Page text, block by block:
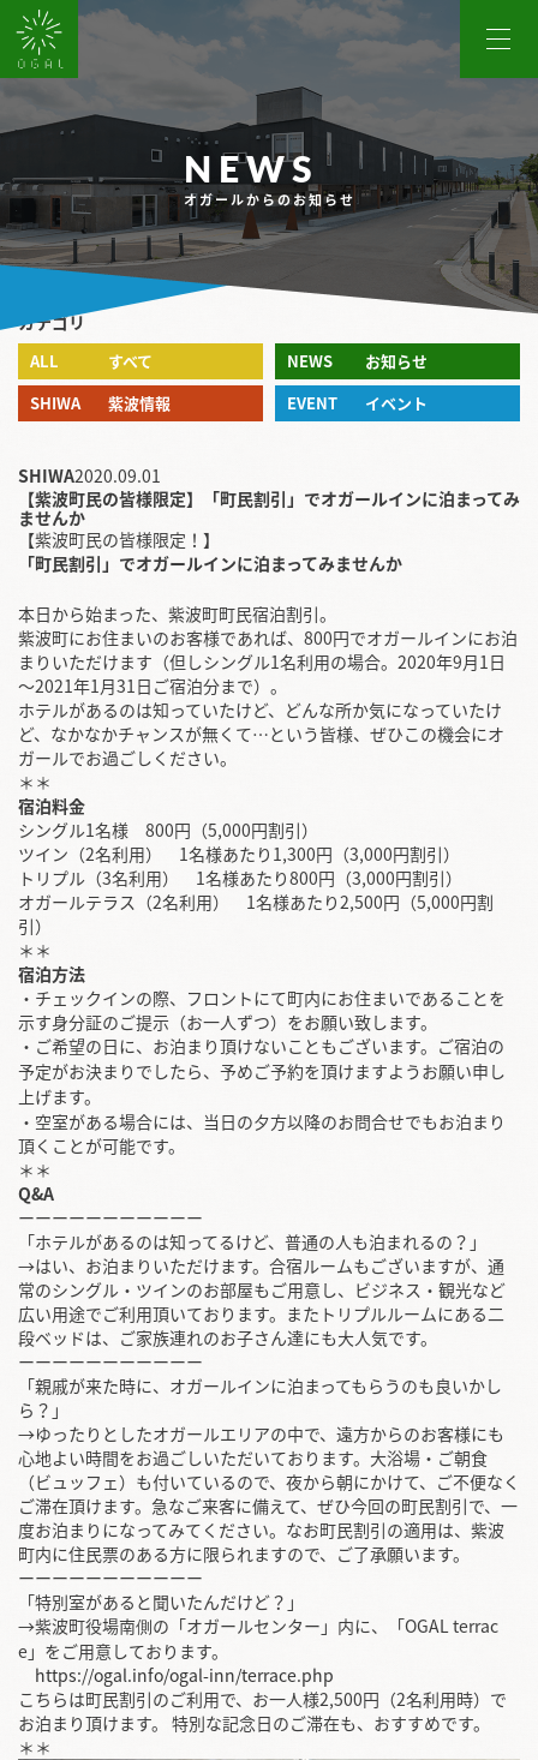
NEWS
オガールからのお知らせ
カテゴリ
ALL すべて NEWS
お知らせ
SHIWA
紫波情報 EVENT イベント
SHIWA2020.09.01
【紫波町民の皆様限定】「町民割引」でオガールインに泊まってみ
ませんか
【紫波町民の皆様限定！】
「町民割引」でオガールインに泊まってみませんか
本日から始まった、紫波町町民宿泊割引。
紫波町にお住まいのお客様であれば、800円でオガールインにお泊
まりいただけます（但しシングル1名利用の場合。2020年9月1日
～2021年1月31日ご宿泊分まで）。
ホテルがあるのは知っていたけど、どんな所か気になっていたけ
ど、なかなかチャンスが無くて…という皆様、ぜひこの機会にオ
ガールでお過ごしください。
＊＊
宿泊料金
シングル1名様 800円（5,000円割引）
ツイン（2名利用） 1名様あたり1,300円（3,000円割引）
トリプル（3名利用） 1名様あたり800円（3,000円割引）
オガールテラス（2名利用） 1名様あたり2,500円（5,000円割
引）
＊＊
宿泊方法
・チェックインの際、フロントにて町内にお住まいであることを
示す身分証のご提示（お一人ずつ）をお願い致します。
・ご希望の日に、お泊まり頂けないこともございます。ご宿泊の
予定がお決まりでしたら、予めご予約を頂けますようお願い申し
上げます。
・空室がある場合には、当日の夕方以降のお問合せでもお泊まり
頂くことが可能です。
＊＊
Q&A
ーーーーーーーーーーー
「ホテルがあるのは知ってるけど、普通の人も泊まれるの？」
→はい、お泊まりいただけます。合宿ルームもございますが、通
常のシングル・ツインのお部屋もご用意し、ビジネス・観光など
広い用途でご利用頂いております。またトリプルルームにある二
段ベッドは、ご家族連れのお子さん達にも大人気です。
ーーーーーーーーーーー
「親戚が来た時に、オガールインに泊まってもらうのも良いかし
ら？」
→ゆったりとしたオガールエリアの中で、遠方からのお客様にも
心地よい時間をお過ごしいただいております。大浴場・ご朝食
（ビュッフェ）も付いているので、夜から朝にかけて、ご不便なく
ご滞在頂けます。急なご来客に備えて、ぜひ今回の町民割引で、一
度お泊まりになってみてください。なお町民割引の適用は、紫波
町内に住民票のある方に限られますので、ご了承願います。
ーーーーーーーーーーー
「特別室があると聞いたんだけど？」
→紫波町役場南側の「オガールセンター」内に、「OGAL terrac
e」をご用意しております。
https://ogal.info/ogal-inn/terrace.php
こちらは町民割引のご利用で、お一人様2,500円（2名利用時）で
お泊まり頂けます。 特別な記念日のご滞在も、おすすめです。
＊＊